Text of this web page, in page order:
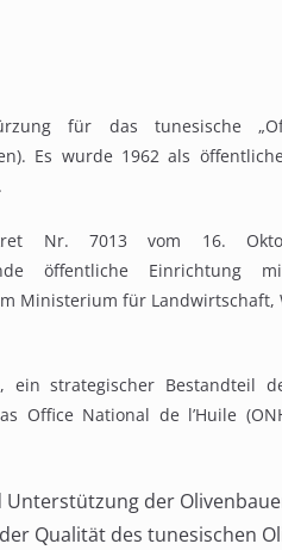
für das tunesische
Es wurde 1962 als
Nr. 7013 vom 16.
öffentliche Einrichtung
Ministerium für
ein strategischer Bestandteil
Office National de l’Huile
Unterstützung der
Qualität des tunesischen